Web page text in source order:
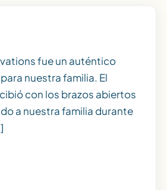
fue un auténtico
nuestra familia. El
con los brazos abiertos
a nuestra familia durante